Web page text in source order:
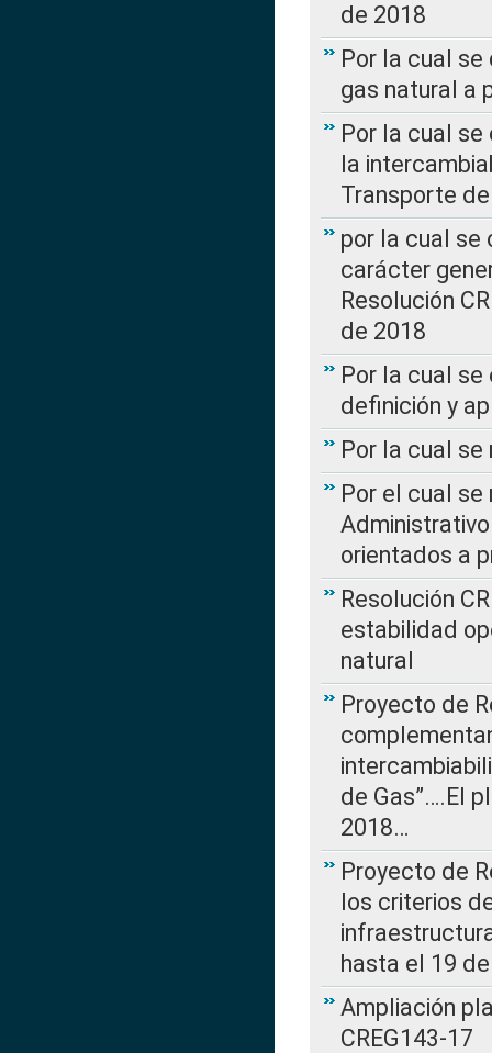
de 2018
Por la cual
gas natural a
Por la cual
la
Transporte
por la cual se
carácter
Resolución
de 2018
Por la cual
definición y
Por la cual
Por el cual
orientados a
Resolución
estabilidad
natural
Proyecto de
de Gas”….El
2018…
Proyecto de
los criterios
hasta el 19
Ampliación
CREG143-17